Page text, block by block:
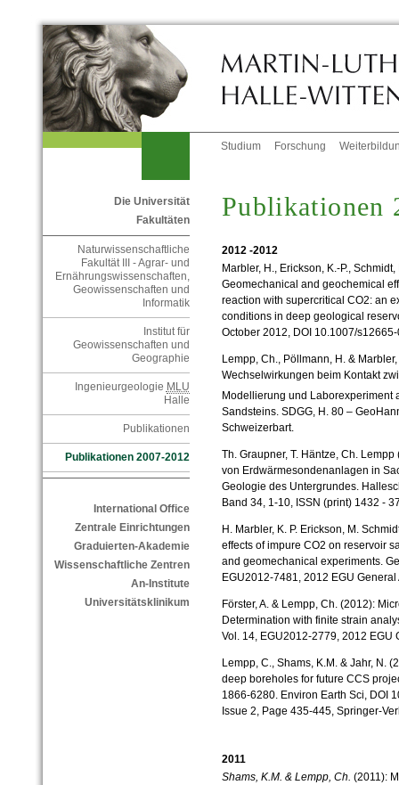
Studium Forschung
Die Universität
Fakultäten
Naturwissenschaftliche
Fakultät III - Agrar- und
Ernährungswissenschaften,
Geowissenschaften und
Informatik
Institut für
Geowissenschaften und
Geographie
Ingenieurgeologie MLU
Halle
Publikationen
Publikationen 2007-2012
International Office
Zentrale Einrichtungen
Graduierten-Akademie
Wissenschaftliche Zentren
An-Institute
Universitätsklinikum
Publikationen
2012 -2012
Marbler, H., Erickson, K.-P.,
Geomechanical and geochemical
reaction with supercritical CO2: an
conditions in deep geological
October 2012, DOI 10.1007/
Lempp, Ch., Pöllmann, H. &
Wechselwirkungen beim Kontakt
Modellierung und Laborexperiment
Sandsteins. SDGG, H. 80 –
Schweizerbart.
Th. Graupner, T. Häntze, Ch.
von Erdwärmesondenanlagen in
Geologie des Untergrundes.
Band 34, 1-10, ISSN (print) 1432 -
H. Marbler, K. P. Erickson, M.
effects of impure CO2 on reservoir
and geomechanical experiments.
EGU2012-7481, 2012 EGU
Förster, A. & Lempp, Ch. (2012):
Determination with finite strain
Vol. 14, EGU2012-2779, 2012 EGU
Lempp, C., Shams, K.M. & Jahr, N.
deep boreholes for future CCS
1866-6280. Environ Earth Sci, DOI
Issue 2, Page 435-445, Springer-
2011
Shams, K.M. & Lempp, Ch. (2011):